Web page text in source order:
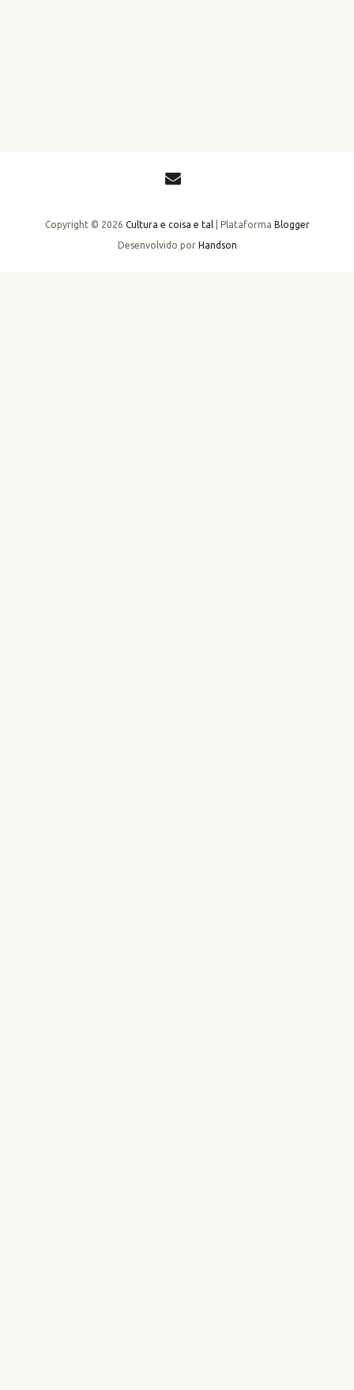
Copyright © 2026 Cultura e coisa e tal| Plataforma Blogger
Desenvolvido por Handson